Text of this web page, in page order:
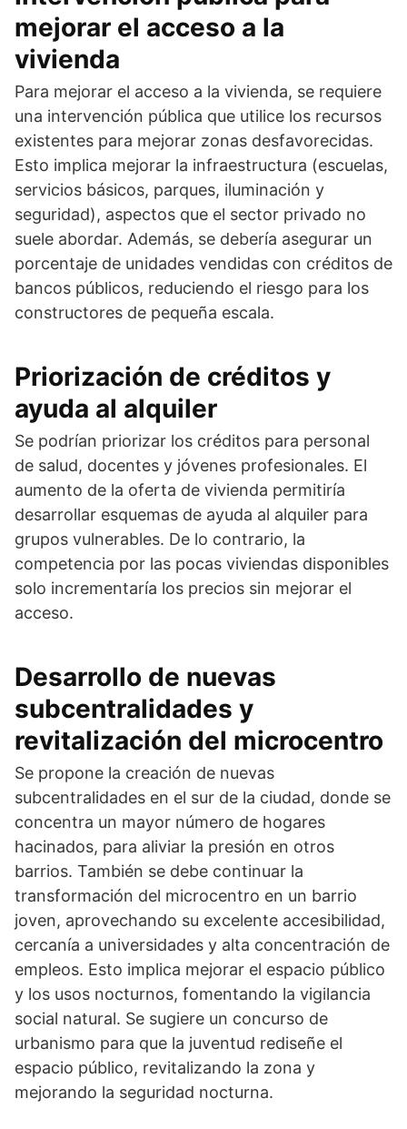
mejorar el acceso a la
vivienda
Para mejorar el acceso a la vivienda, se requiere
una intervención pública que utilice los recursos
existentes para mejorar zonas desfavorecidas.
Esto implica mejorar la infraestructura (escuelas,
servicios básicos, parques, iluminación y
seguridad), aspectos que el sector privado no
suele abordar. Además, se debería asegurar un
porcentaje de unidades vendidas con créditos de
bancos públicos, reduciendo el riesgo para los
constructores de pequeña escala.
Priorización de créditos y
ayuda al alquiler
Se podrían priorizar los créditos para personal
de salud, docentes y jóvenes profesionales. El
aumento de la oferta de vivienda permitiría
desarrollar esquemas de ayuda al alquiler para
grupos vulnerables. De lo contrario, la
competencia por las pocas viviendas disponibles
solo incrementaría los precios sin mejorar el
acceso.
Desarrollo de nuevas
subcentralidades y
revitalización del microcentro
Se propone la creación de nuevas
subcentralidades en el sur de la ciudad, donde se
concentra un mayor número de hogares
hacinados, para aliviar la presión en otros
barrios. También se debe continuar la
transformación del microcentro en un barrio
joven, aprovechando su excelente accesibilidad,
cercanía a universidades y alta concentración de
empleos. Esto implica mejorar el espacio público
y los usos nocturnos, fomentando la vigilancia
social natural. Se sugiere un concurso de
urbanismo para que la juventud rediseñe el
espacio público, revitalizando la zona y
mejorando la seguridad nocturna.